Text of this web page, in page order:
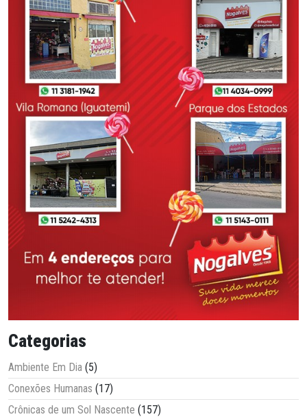
Categorias
Ambiente Em Dia (5)
Conexões Humanas (17)
Crônicas de um Sol Nascente (157)